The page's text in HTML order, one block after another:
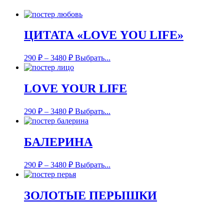
ЦИТАТА «LOVE YOU LIFE»
290 ₽ – 3480 ₽ Выбрать...
LOVE YOUR LIFE
290 ₽ – 3480 ₽ Выбрать...
БАЛЕРИНА
290 ₽ – 3480 ₽ Выбрать...
ЗОЛОТЫЕ ПЕРЫШКИ